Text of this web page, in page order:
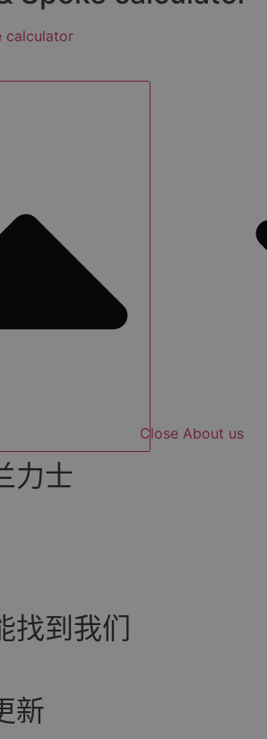
calculator
Close About us
力士
找到我们
新